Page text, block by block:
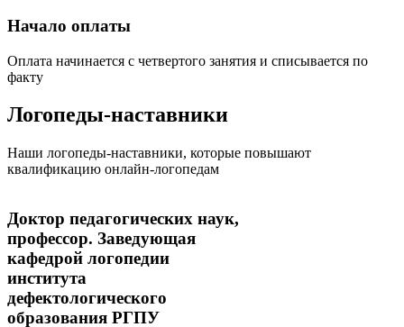
Начало оплаты
Оплата начинается с четвертого занятия и списывается по
факту
Логопеды-наставники
Наши логопеды-наставники, которые повышают
квалификацию онлайн-логопедам
Доктор педагогических наук,
профессор. Заведующая
кафедрой логопедии
института
дефектологического
образования РГПУ